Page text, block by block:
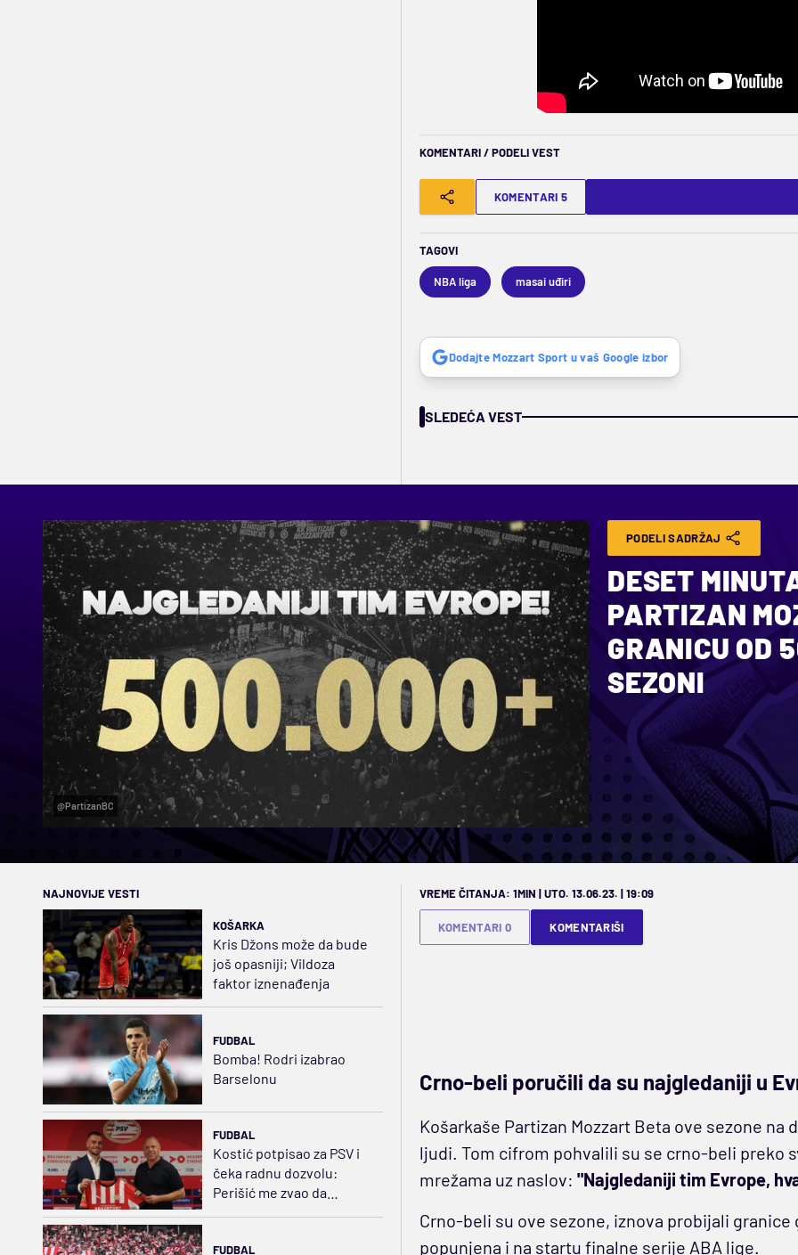
KOMENTARI / PODELI VEST
KOMENTARI 5
TAGOVI
NBA liga masai uđiri
Dodajte Mozzart Sport u vaš Google izbor
SLEDEĆA VEST
@PartizanBC
PODELI SADRŽAJ
DESET
PARTIZAN
GRANICU OD
SEZONI
NAJNOVIJE VESTI
KOŠARKA
Kris Džons može da bude
još opasniji; Vildoza
faktor iznenađenja
FUDBAL
Bomba! Rodri izabrao
Barselonu
FUDBAL
Kostić potpisao za PSV i
čeka radnu dozvolu:
Perišić me zvao da
FUDBAL
VREME ČITANJA: 1MIN | UTO. 13.06.23. | 19:09
KOMENTARI 0 KOMENTARIŠI
Crno-beli poručili da su najgledaniji u
Košarkaše Partizan Mozzart Beta ove sezone
ljudi. Tom cifrom pohvalili su se crno-beli preko
mrežama uz naslov: "Najgledaniji tim Evrope,
Crno-beli su ove sezone, iznova probijali
popunjena i na startu finalne serije ABA lige.